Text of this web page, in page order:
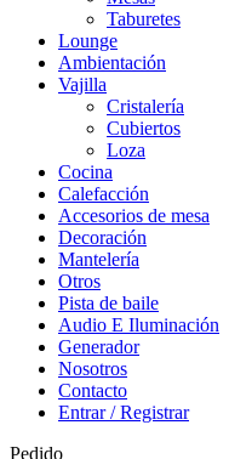
Taburetes
Lounge
Ambientación
Vajilla
Cristalería
Cubiertos
Loza
Cocina
Calefacción
Accesorios de mesa
Decoración
Mantelería
Otros
Pista de baile
Audio E Iluminación
Generador
Nosotros
Contacto
Entrar / Registrar
Pedido